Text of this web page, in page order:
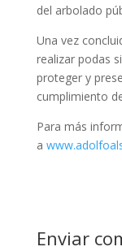
del arbolado
Una vez
realizar podas
proteger y
cumplimiento
Para más
a
Enviar